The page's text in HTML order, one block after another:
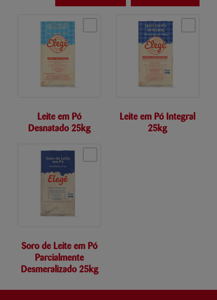
Leite em Pó
Desnatado 25kg
Leite em Pó Integral
25kg
Soro de Leite em Pó
Parcialmente
Desmeralizado 25kg